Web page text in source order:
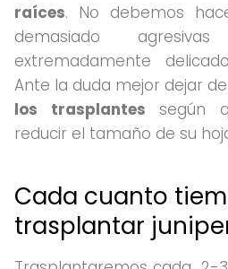
raíces. No debemos
demasiado
extremadamente
Ante la duda mejor dejar
los trasplantes según
reducir el tamaño de su
Cada cuanto
trasplantar